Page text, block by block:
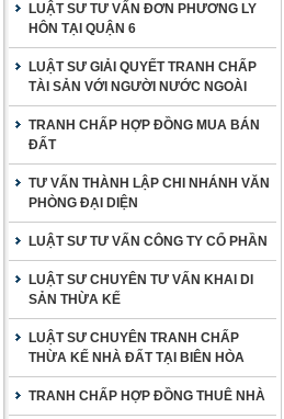
LUẬT SƯ TƯ VẤN ĐƠN PHƯƠNG LY
HÔN TẠI QUẬN 6
LUẬT SƯ GIẢI QUYẾT TRANH CHẤP
TÀI SẢN VỚI NGƯỜI NƯỚC NGOÀI
TRANH CHẤP HỢP ĐỒNG MUA BÁN
ĐẤT
TƯ VẤN THÀNH LẬP CHI NHÁNH VĂN
PHÒNG ĐẠI DIỆN
LUẬT SƯ TƯ VẤN CÔNG TY CỔ PHẦN
LUẬT SƯ CHUYÊN TƯ VẤN KHAI DI
SẢN THỪA KẾ
LUẬT SƯ CHUYÊN TRANH CHẤP
THỪA KẾ NHÀ ĐẤT TẠI BIÊN HÒA
TRANH CHẤP HỢP ĐỒNG THUÊ NHÀ